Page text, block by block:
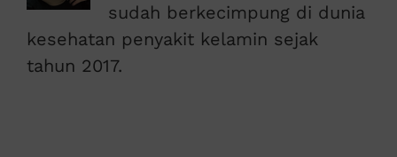
sudah berkecimpung di dunia
kesehatan penyakit kelamin sejak
tahun 2017.